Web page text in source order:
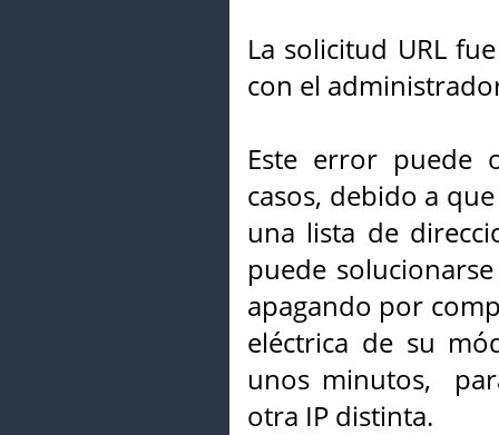
La solicitud URL
con el
Este error puede
casos, debido a
una lista de
puede
apagando por
eléctrica de su
unos minutos,
otra IP distinta.